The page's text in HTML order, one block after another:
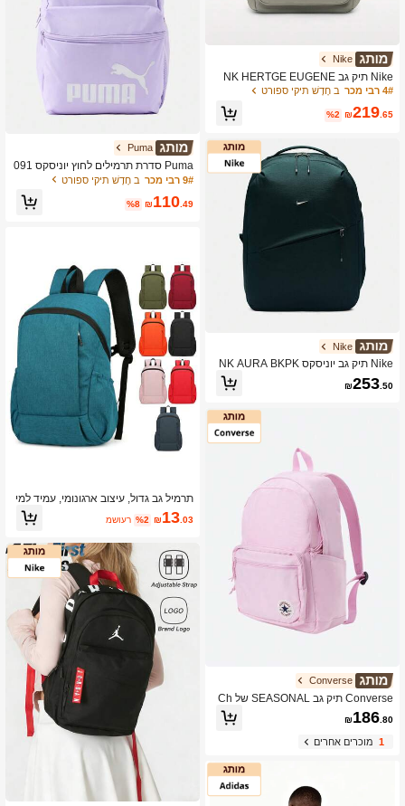
Nike
Nike תיק גב NK HERTGE EUGENE
WNTRD BPK 2.0 יוניסקס IH7955-320
4# רבי מכר ב חָדָשׁ תיקי ספורט
₪219.65
%2
Nike
Nike תיק גב יוניסקס NK AURA BKPK
HF7007-390
₪253.50
Converse
Converse תיק גב SEASONAL של Ch
uck Taylor יוניסקס UA5796-AMH
₪186.80
1מוכרים אחרים
Puma
Puma סדרת תרמילים לחוץ יוניסקס 091
16444
9# רבי מכר ב חָדָשׁ תיקי ספורט
₪110.49
%8
תרמיל גב גדול, עיצוב ארגונומי, עמיד למי
ם, יוניסקס, תרמיל גב קל במיוחד לספורט
חיצוני, מתאים לרכיבה על אופניים, טיולי
חרות, אביזר חיוני
₪13.03
%2 משוער